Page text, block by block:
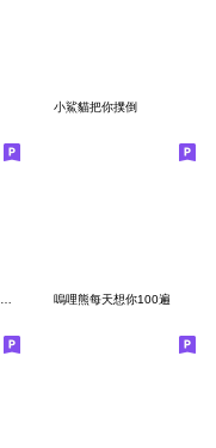
小鯊貓把你撲倒
鯊魚喵喵★上了我的床,腿軟走下床 嗚哩熊每天想你100遍